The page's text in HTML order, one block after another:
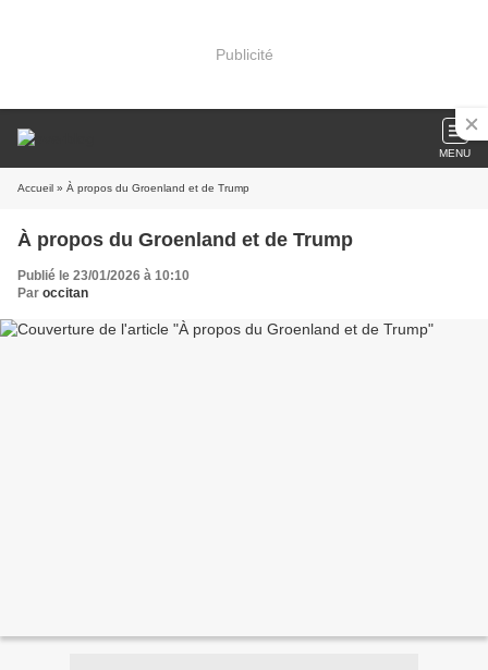
Publicité
MENU
Accueil » À propos du Groenland et de Trump
À propos du Groenland et de Trump
Publié le 23/01/2026 à 10:10
Par occitan